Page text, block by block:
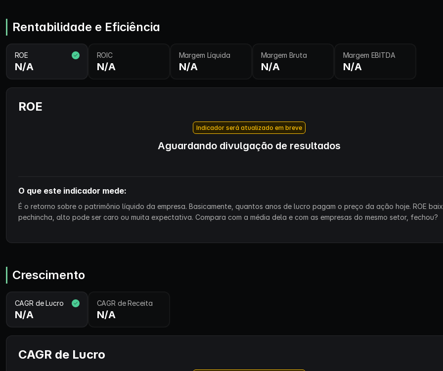
Rentabilidade e Eficiência
ROE
N/A
ROIC
N/A
Margem Líquida
N/A
Margem Bruta
N/A
Margem EBITDA
N/A
ROE
Indicador será atualizado em breve
Aguardando divulgação de resultados
O que este indicador mede:
É o retorno sobre o patrimônio líquido da empresa. Basicamente, quantos anos de lucro pagam o preço da ação hoje. ROE
pechincha, alto pode ser caro ou muita expectativa. Compara com a média dela e com as empresas do mesmo setor, fechou?
Crescimento
CAGR de Lucro
N/A
CAGR de Receita
N/A
CAGR de Lucro